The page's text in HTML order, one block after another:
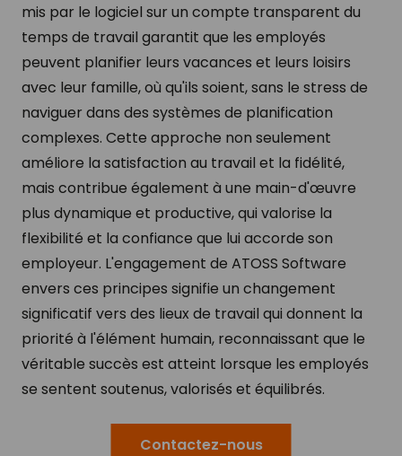
mis par le logiciel sur un compte transparent du
temps de travail garantit que les employés
peuvent planifier leurs vacances et leurs loisirs
avec leur famille, où qu'ils soient, sans le stress de
naviguer dans des systèmes de planification
complexes. Cette approche non seulement
améliore la satisfaction au travail et la fidélité,
mais contribue également à une main-d'œuvre
plus dynamique et productive, qui valorise la
flexibilité et la confiance que lui accorde son
employeur. L'engagement de ATOSS Software
envers ces principes signifie un changement
significatif vers des lieux de travail qui donnent la
priorité à l'élément humain, reconnaissant que le
véritable succès est atteint lorsque les employés
se sentent soutenus, valorisés et équilibrés.
Contactez-nous